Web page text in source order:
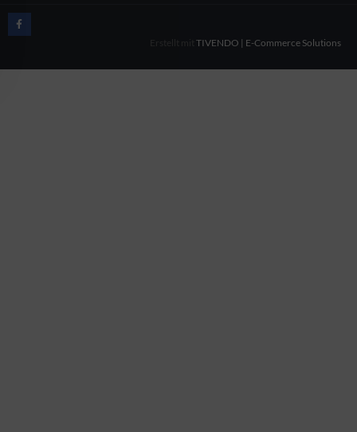
TIVENDO | E-Commerce Solutions